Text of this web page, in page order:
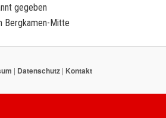
gegeben
Bergkamen-Mitte
| Datenschutz | Kontakt